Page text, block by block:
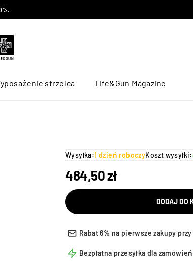
strzelca Life&Gun Magazine
Wysyłka:1 dzień roboczyKoszt wysyłki:
484,50zł
DODAJ DO
Rabat 6% na pierwsze zakupy
Bezpłatna przesyłka dla